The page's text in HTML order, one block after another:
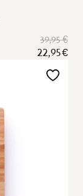
39,95 €
22,95 €
Aggiungi